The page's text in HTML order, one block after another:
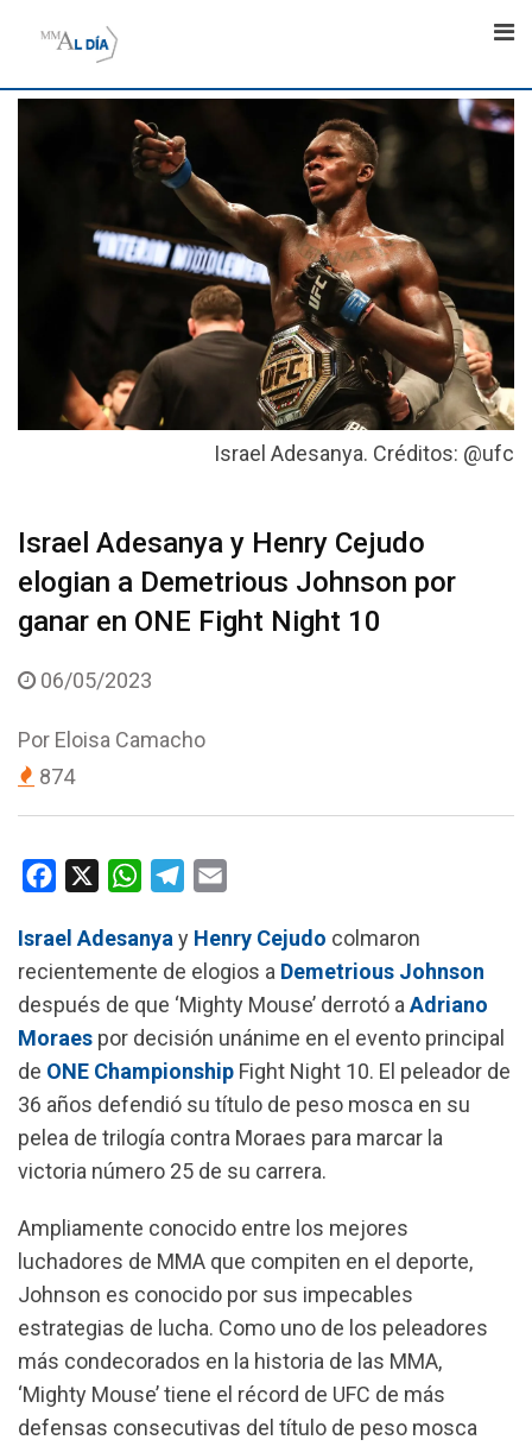
Israel Adesanya. Créditos: @ufc
Israel Adesanya y Henry Cejudo
elogian a Demetrious Johnson por
ganar en ONE Fight Night 10
06/05/2023
Por Eloisa Camacho
874
c
e
b
o
o
k
W
a
t
s
A
p
p
l
e
g
r
a
m
a
i
l
Israel Adesanya y Henry Cejudo colmaron
recientemente de elogios a Demetrious Johnson
después de que ‘Mighty Mouse’ derrotó a Adriano
Moraes por decisión unánime en el evento principal
de ONE Championship Fight Night 10. El peleador de
36 años defendió su título de peso mosca en su
pelea de trilogía contra Moraes para marcar la
victoria número 25 de su carrera.
Ampliamente conocido entre los mejores
luchadores de MMA que compiten en el deporte,
Johnson es conocido por sus impecables
estrategias de lucha. Como uno de los peleadores
más condecorados en la historia de las MMA,
‘Mighty Mouse’ tiene el récord de UFC de más
defensas consecutivas del título de peso mosca